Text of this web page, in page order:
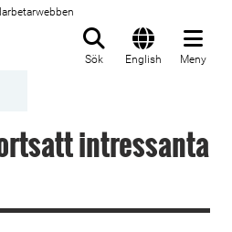
Sök English Meny
intressanta